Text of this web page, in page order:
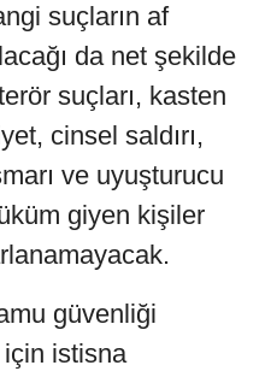
suçların af
da net şekilde
suçları, kasten
cinsel saldırı,
ve uyuşturucu
giyen kişiler
güvenliği
için istisna